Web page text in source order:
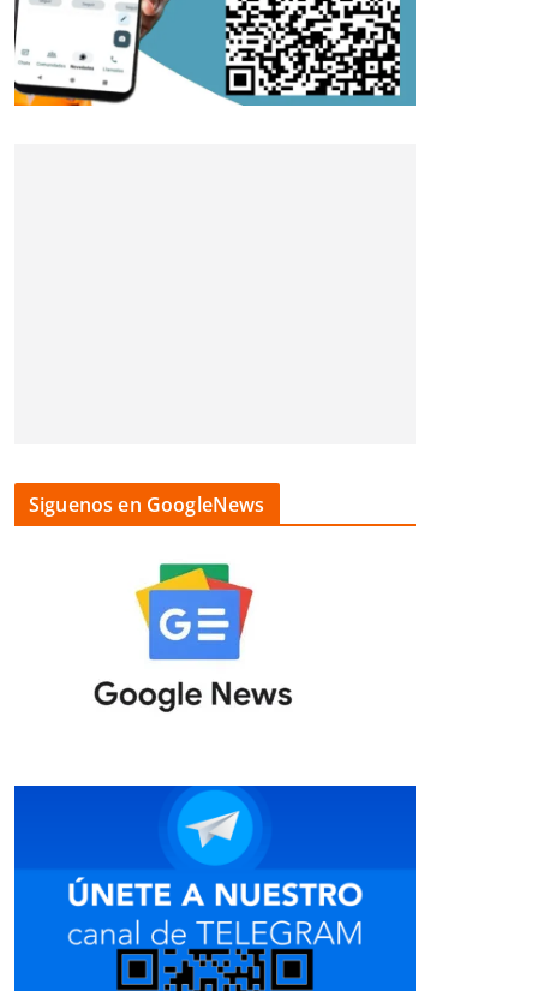
Siguenos en GoogleNews